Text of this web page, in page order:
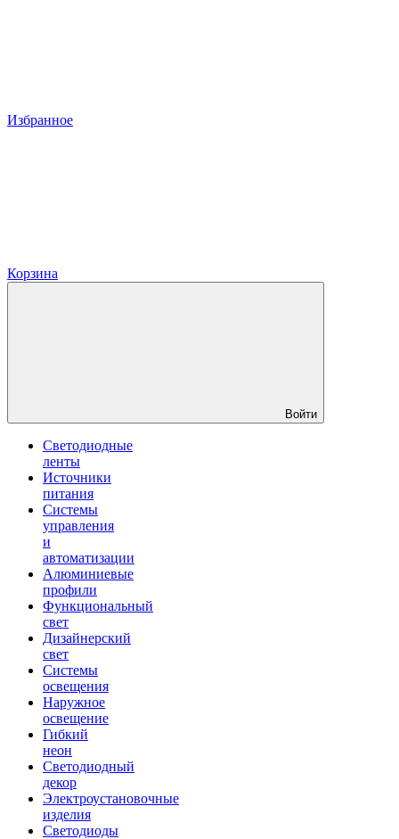
Избранное
Корзина
Войти
Светодиодные
ленты
Источники
питания
Системы
управления
и
автоматизации
Алюминиевые
профили
Функциональный
свет
Дизайнерский
свет
Системы
освещения
Наружное
освещение
Гибкий
неон
Светодиодный
декор
Электроустановочные
изделия
Светодиоды